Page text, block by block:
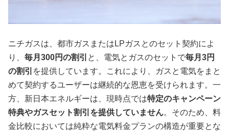
ニチガスは、都市ガスまたはLPガスとのセット契約によ
り、 毎月300円の割引 と、電気とガスのセットで毎月3円
の割引 を提供しています。これにより、ガスと電気をまと
めて契約するユーザーは継続的な恩恵を受けられます。一
方、新日本エネルギーは、現時点では特定のキャンペーン
特典やガスセット割引を提供していません。そのため、料
金比較においては純粋な電気料金プランの構造が重要とな